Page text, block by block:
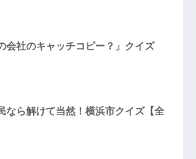
会社のキャッチコピー？」クイズ
なら解けて当然！横浜市クイズ【全